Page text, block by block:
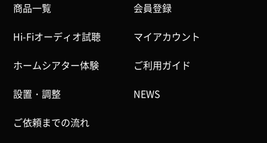
商品一覧
Hi-Fiオーディオ試聴
ホームシアター体験
設置・調整
ご依頼までの流れ
会員登録
マイアカウント
ご利用ガイド
NEWS